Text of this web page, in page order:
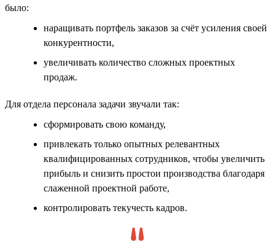
было:
наращивать портфель заказов за счёт усиления своей
конкурентности,
увеличивать количество сложных проектных
продаж.
Для отдела персонала задачи звучали так:
сформировать свою команду,
привлекать только опытных релевантных
квалифицированных сотрудников, чтобы увеличить
прибыль и снизить простои производства благодаря
слаженной проектной работе,
контролировать текучесть кадров.